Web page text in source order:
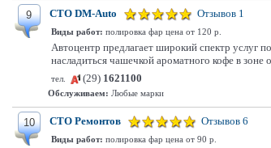
9 СТО DM-Auto Отзывов 1
Виды работ: полировка фар цена от 120 р.
Автоцентр предлагает широкий спектр услуг
насладиться чашечкой ароматного кофе в зоне
тел.
(29) 1621100
Обслуживаем: Любые марки
10 СТО Ремонтов Отзывов 6
Виды работ: полировка фар цена от 90 р.